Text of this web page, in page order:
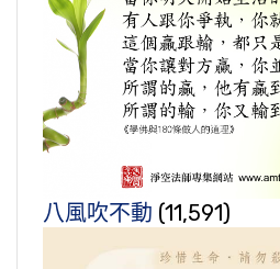
八風吹不動 (11,591)